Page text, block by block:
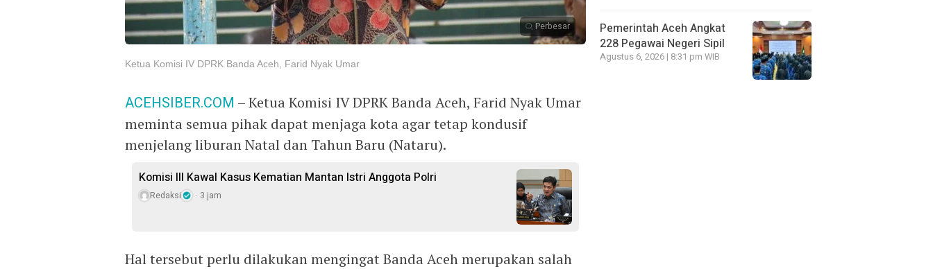
Perbesar
Ketua Komisi IV DPRK Banda Aceh, Farid Nyak Umar
ACEHSIBER.COM – Ketua Komisi IV DPRK Banda Aceh, Farid Nyak Umar
meminta semua pihak dapat menjaga kota agar tetap kondusif
menjelang liburan Natal dan Tahun Baru (Nataru).
Komisi III Kawal Kasus Kematian Mantan Istri Anggota Polri
Redaksi 3 jam
Hal tersebut perlu dilakukan mengingat Banda Aceh merupakan salah
Pemerintah Aceh Angkat
228 Pegawai Negeri Sipil
Agustus 6, 2026 | 8:31 pm WIB